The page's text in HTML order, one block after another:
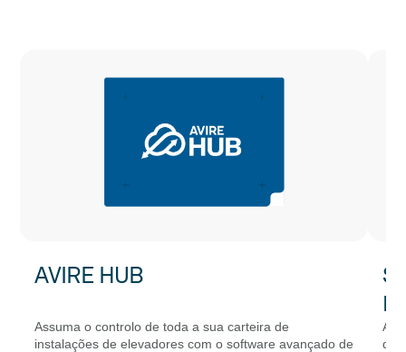
AVIRE HUB
Assuma o controlo de toda a sua carteira de
instalações de elevadores com o software avançado de
A